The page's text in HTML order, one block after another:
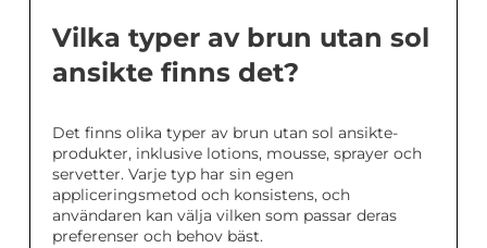
Vilka typer av brun utan sol
ansikte finns det?
Det finns olika typer av brun utan sol ansikte-
produkter, inklusive lotions, mousse, sprayer och
servetter. Varje typ har sin egen
appliceringsmetod och konsistens, och
användaren kan välja vilken som passar deras
preferenser och behov bäst.